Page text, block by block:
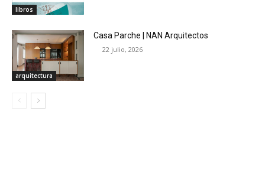
libros
arquitectura
Casa Parche | NAN Arquitectos
22 julio, 2026